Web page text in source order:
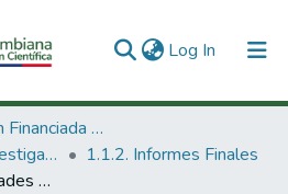
Log In (current)
1. Investigación Financiada con Recursos Públicos
1.1 Productos de investigación
1.1.2. Informes Finales
Desarrollo de habilidades de escritura en niños de educación básica primaria utilizando el correo electrónico